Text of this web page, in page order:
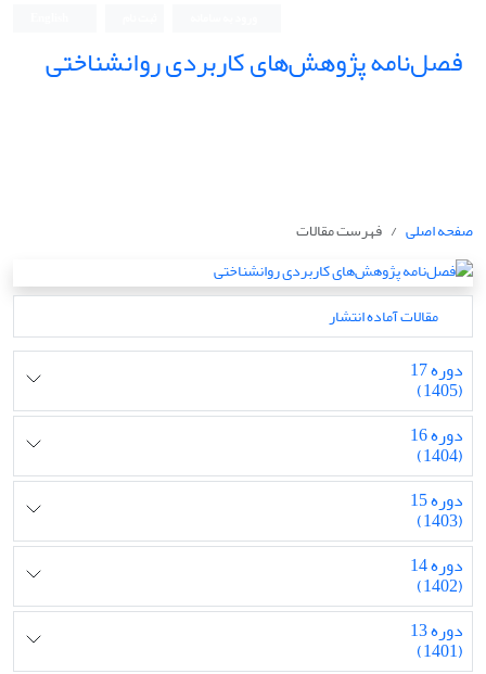
فصل‌نامه پژوهش‌های کاربردی روانشناختی
صفحه اصلی فهرست مقالات
مقالات آماده انتشار
دوره 17
(1405)
دوره 16
(1404)
دوره 15
(1403)
دوره 14
(1402)
دوره 13
(1401)